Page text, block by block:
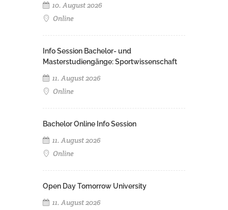
10. August 2026
Online
Info Session Bachelor- und
Masterstudiengänge: Sportwissenschaft
11. August 2026
Online
Bachelor Online Info Session
11. August 2026
Online
Open Day Tomorrow University
11. August 2026